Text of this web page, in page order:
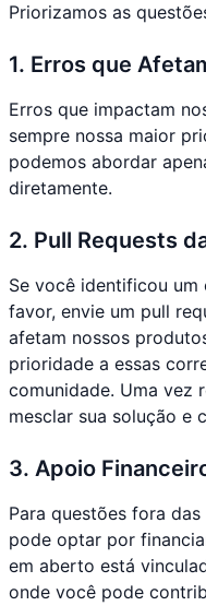
Priorizamos as
1. Erros que
Erros que impactam
sempre nossa maior
podemos abordar
diretamente.
2. Pull Requests
Se você identificou
favor, envie um pull
afetam nossos
prioridade a essas
comunidade. Uma vez
mesclar sua solução e
3. Apoio
Para questões fora
pode optar por
em aberto está
onde você pode